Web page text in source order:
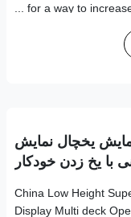
for a way to increase
یخچال نمایش
با یخ زدن خودکار
China Low Height
Display Multi deck